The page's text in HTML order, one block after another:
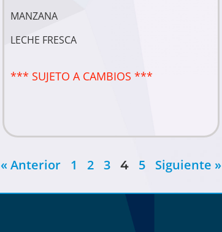
MANZANA
LECHE FRESCA
*** SUJETO A CAMBIOS ***
« Anterior 1 2 3 4 5 Siguiente »